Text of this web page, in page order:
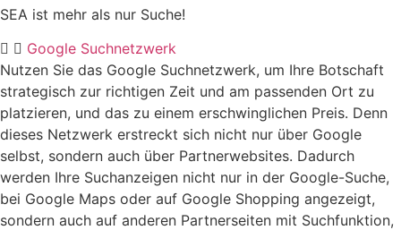
SEA ist mehr als nur Suche!
Google Suchnetzwerk
Nutzen Sie das Google Suchnetzwerk, um Ihre Botschaft
strategisch zur richtigen Zeit und am passenden Ort zu
platzieren, und das zu einem erschwinglichen Preis. Denn
dieses Netzwerk erstreckt sich nicht nur über Google
selbst, sondern auch über Partnerwebsites. Dadurch
werden Ihre Suchanzeigen nicht nur in der Google-Suche,
bei Google Maps oder auf Google Shopping angezeigt,
sondern auch auf anderen Partnerseiten mit Suchfunktion,